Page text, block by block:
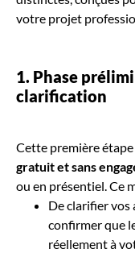
votre projet
1. Phase
clarification
Cette première
gratuit et sans
ou en présentiel. Ce
De clarifier vos
confirmer que
réellement à